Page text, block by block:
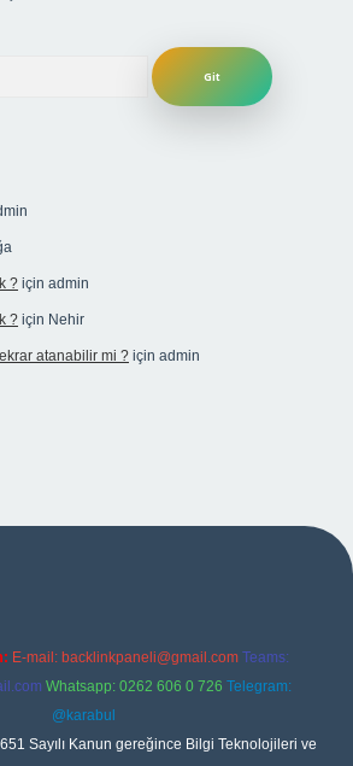
? için admin
? için Nehir
atanabilir mi ? için admin
E-mail: backlinkpaneli@gmail.com Teams:
Whatsapp: 0262 606 0 726 Telegram:
@karabul
Sayılı Kanun gereğince Bilgi Teknolojileri ve